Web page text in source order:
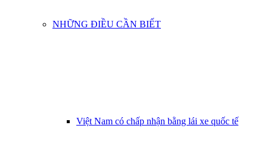
NHỮNG ĐIỀU CẦN BIẾT
Việt Nam có chấp nhận bằng lái xe quốc tế